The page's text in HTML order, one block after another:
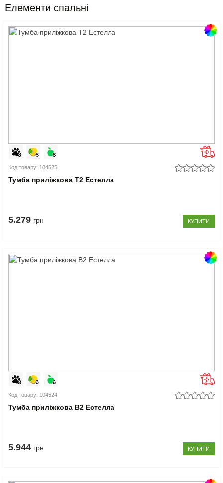
Елементи спальні
Код товару: 104525
Тумба приліжкова Т2 Естелла
5.279 грн КУПИТИ
Код товару: 104524
Тумба приліжкова В2 Естелла
5.944 грн КУПИТИ